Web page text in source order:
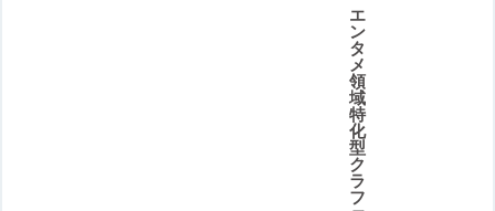
エ
ン
タ
メ
領
域
特
化
型
ク
ラ
フ